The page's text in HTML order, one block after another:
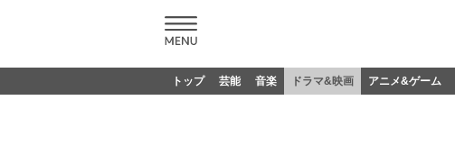
トップ 芸能 音楽 ドラマ&映画 アニメ&ゲーム